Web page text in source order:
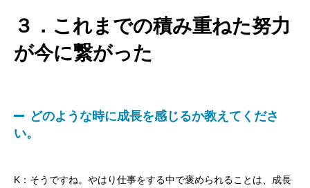
３．これまでの積み重ねた努力
が今に繋がった
どのような時に成長を感じるか教えてくださ
い。
K：そうですね。やはり仕事をする中で褒められることは、成長